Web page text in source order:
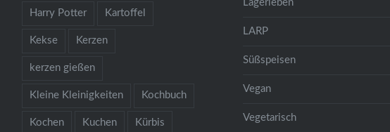
Lagerleben
LARP
Süßspeisen
Vegan
Vegetarisch
Harry Potter Kartoffel
Kekse Kerzen
kerzen gießen
Kleine Kleinigkeiten Kochbuch
Kochen Kuchen Kürbis